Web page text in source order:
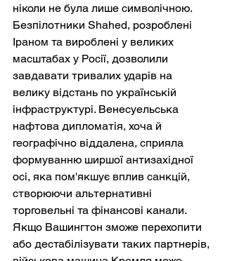
ніколи не була лише символічною.
Безпілотники Shahed, розроблені
Іраном та вироблені у великих
масштабах у Росії, дозволили
завдавати тривалих ударів на
велику відстань по українській
інфраструктурі. Венесуельська
нафтова дипломатія, хоча й
географічно віддалена, сприяла
формуванню ширшої антизахідної
осі, яка пом'якшує вплив санкцій,
створюючи альтернативні
торговельні та фінансові канали.
Якщо Вашингтон зможе перехопити
або дестабілізувати таких партнерів,